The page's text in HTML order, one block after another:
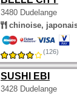
3480 Dudelange
chinoise,
(126)
SUSHI EBI
3428 Dudelange